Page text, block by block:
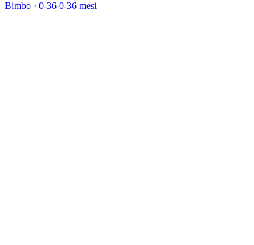
Bimbo · 0-36 0-36 mesi